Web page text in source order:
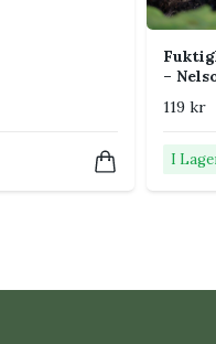
–
119 kr
I